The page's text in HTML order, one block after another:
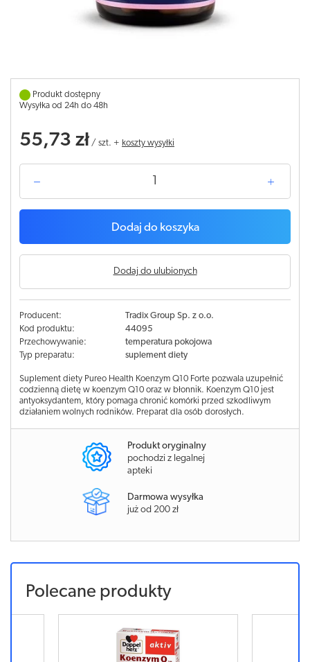
Produkt dostępny
Wysyłka od 24h do 48h
55,73 zł / szt. + koszty wysyłki
Dodaj do koszyka
Dodaj do ulubionych
Producent:
Tradix Group Sp. z o.o.
Kod produktu:
44095
Przechowywanie:
temperatura pokojowa
Typ preparatu:
suplement diety
Suplement diety Pureo Health Koenzym Q10 Forte pozwala uzupełnić
codzienną dietę w koenzym Q10 oraz w błonnik. Koenzym Q10 jest
antyoksydantem, który pomaga chronić komórki przed szkodliwym
działaniem wolnych rodników. Preparat dla osób dorosłych.
Produkt oryginalny
pochodzi z legalnej
apteki
Darmowa wysyłka
już od 200 zł
Polecane produkty